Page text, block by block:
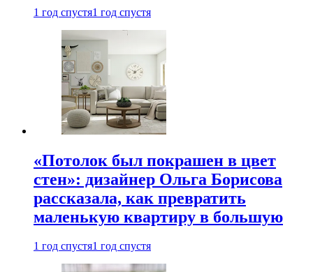
1 год спустя1 год спустя
«Потолок был покрашен в цвет
стен»: дизайнер Ольга Борисова
рассказала, как превратить
маленькую квартиру в большую
1 год спустя1 год спустя